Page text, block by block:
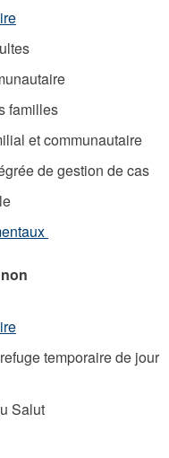
familles
et communautaire
de gestion de cas
temporaire de jour
Salut